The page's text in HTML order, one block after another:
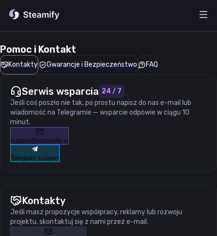
Pomoc i Kontakt
Kontakty Gwarancje i Bezpieczeństwo FAQ
Serwis wsparcia 24 / 7
Jeśli coś poszło nie tak, po prostu napisz do nas e-mail lub
wiadomość na Telegramie — wsparcie odpowie w ciągu 10
minut.
support@steamify.io
Telegram support
Kontakty
Jeśli masz propozycje współpracy, reklamy lub rozwoju
projektu, skontaktuj się z nami przez e-mail.